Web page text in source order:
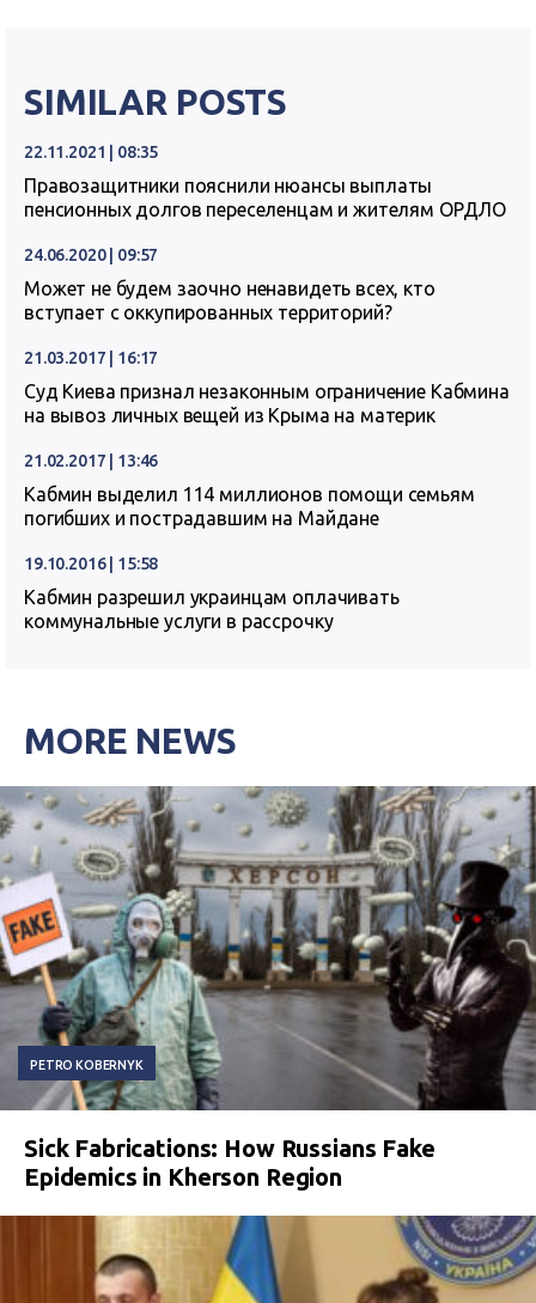
SIMILAR POSTS
22.11.2021 | 08:35
Правозащитники пояснили нюансы выплаты
пенсионных долгов переселенцам и жителям ОРДЛО
24.06.2020 | 09:57
Может не будем заочно ненавидеть всех, кто
вступает с оккупированных территорий?
21.03.2017 | 16:17
Суд Киева признал незаконным ограничение Кабмина
на вывоз личных вещей из Крыма на материк
21.02.2017 | 13:46
Кабмин выделил 114 миллионов помощи семьям
погибших и пострадавшим на Майдане
19.10.2016 | 15:58
Кабмин разрешил украинцам оплачивать
коммунальные услуги в рассрочку
MORE NEWS
PETRO KOBERNYK
Sick Fabrications: How Russians Fake
Epidemics in Kherson Region